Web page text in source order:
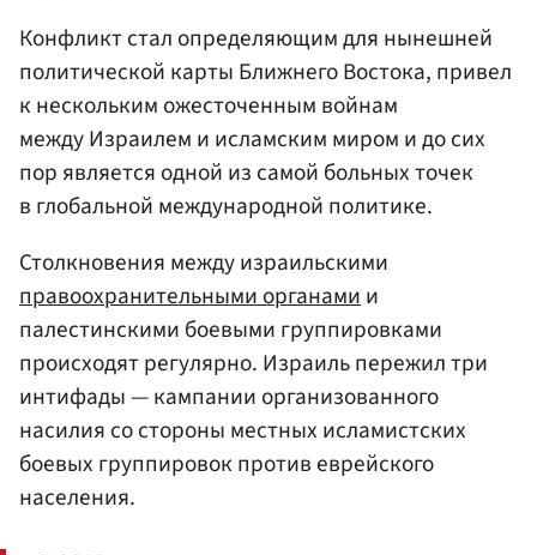
Конфликт стал определяющим для нынешней
политической карты Ближнего Востока, привел
к нескольким ожесточенным войнам
между Израилем и исламским миром и до сих
пор является одной из самой больных точек
в глобальной международной политике.
Столкновения между израильскими
правоохранительными органамии
палестинскими боевыми группировками
происходят регулярно. Израиль пережил три
интифады — кампании организованного
насилия со стороны местных исламистских
боевых группировок против еврейского
населения.